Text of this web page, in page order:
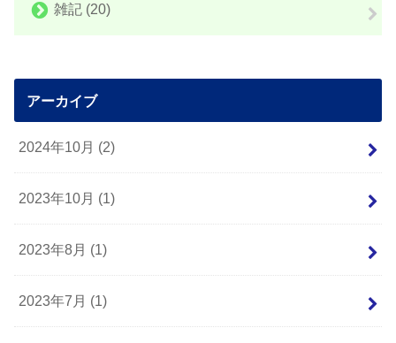
雑記 (20)
アーカイブ
2024年10月 (2)
2023年10月 (1)
2023年8月 (1)
2023年7月 (1)